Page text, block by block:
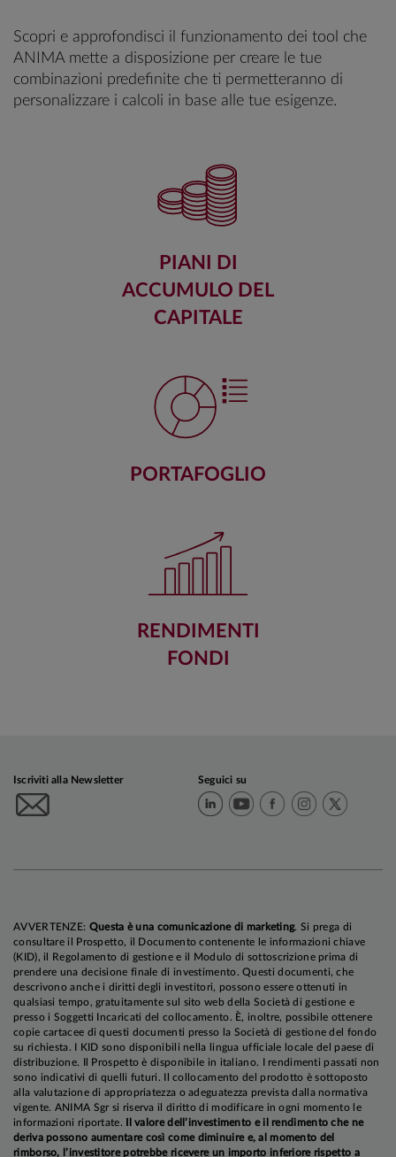
Scopri e approfondisci il funzionamento dei tool che
ANIMA mette a disposizione per creare le tue
combinazioni predefinite che ti permetteranno di
personalizzare i calcoli in base alle tue esigenze.
PIANI DI
ACCUMULO DEL
CAPITALE
PORTAFOGLIO
RENDIMENTI
FONDI
Iscriviti alla Newsletter Seguici su
AVVERTENZE: Questa è una comunicazione di marketing. Si prega di
consultare il Prospetto, il Documento contenente le informazioni chiave
(KID), il Regolamento di gestione e il Modulo di sottoscrizione prima di
prendere una decisione finale di investimento. Questi documenti, che
descrivono anche i diritti degli investitori, possono essere ottenuti in
qualsiasi tempo, gratuitamente sul sito web della Società di gestione e
presso i Soggetti Incaricati del collocamento. È, inoltre, possibile ottenere
copie cartacee di questi documenti presso la Società di gestione del fondo
su richiesta. I KID sono disponibili nella lingua ufficiale locale del paese di
distribuzione. Il Prospetto è disponibile in italiano. I rendimenti passati non
sono indicativi di quelli futuri. Il collocamento del prodotto è sottoposto
alla valutazione di appropriatezza o adeguatezza prevista dalla normativa
vigente. ANIMA Sgr si riserva il diritto di modificare in ogni momento le
informazioni riportate.
Il valore dell’investimento e il rendimento che ne
deriva possono aumentare così come diminuire e, al momento del
rimborso, l’investitore potrebbe ricevere un importo inferiore rispetto a